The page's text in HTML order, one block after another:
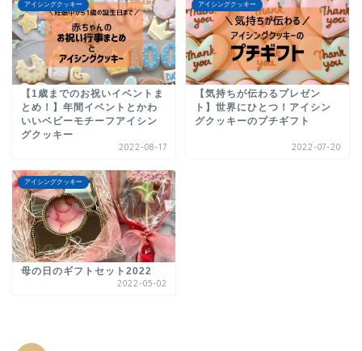
アイシングクッキー
【1歳までのお祝いイベントま
とめ！】年間イベントとかわ
いいベビーモチーフアイシン
グクッキー
2022-08-17
アイシングクッキー
【気持ちが伝わるプレゼン
ト】世界にひとつ！アイシン
グクッキーのプチギフト
2022-07-20
アイシングクッキー
母の日のギフトセット2022
2022-05-02